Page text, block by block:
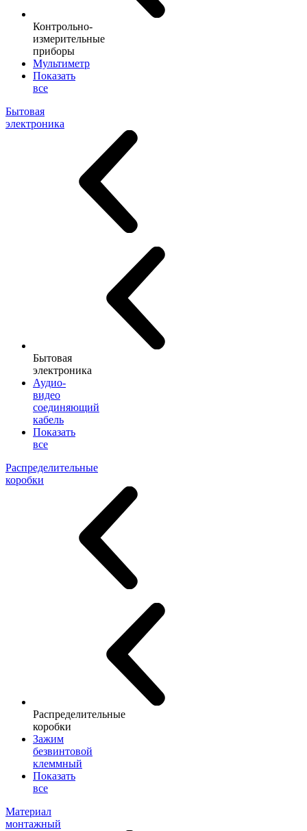
Контрольно-
измерительные
приборы
Мультиметр
Показать
все
Бытовая
электроника
Бытовая
электроника
Аудио-
видео
соединяющий
кабель
Показать
все
Распределительные
коробки
Распределительные
коробки
Зажим
безвинтовой
клеммный
Показать
все
Материал
монтажный